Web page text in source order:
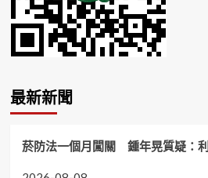
最新新聞
菸防法一個月闖關 鍾年晃質疑：